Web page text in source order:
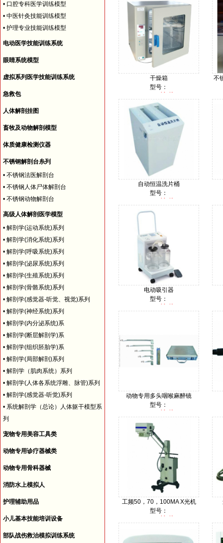
干燥箱
型号：
不
自动恒温洗片桶
型号：
电动吸引器
型号：
动物专用多头咽喉麻醉镜
型号：
工频50，70，100MA X光机
型号：
• 口腔专科医学训练模型
• 中医针灸技能训练模型
• 护理专业技能训练模型
电动医学技能训练系统
眼睛系统模型
虚拟系列医学技能训练系统
急救包
人体解剖挂图
畜牧及动物解剖模型
体质健康检测仪器
不锈钢解剖台糸列
• 不锈钢法医解剖台
• 不锈钢人体尸体解剖台
• 不锈钢动物解剖台
高级人体解剖医学模型
• 解剖学(运动系统)系列
• 解剖学(消化系统)系列
• 解剖学(呼吸系统)系列
• 解剖学(泌尿系统)系列
• 解剖学(生殖系统)系列
• 解剖学(骨骼系统)系列
• 解剖学(感觉器-听觉、视觉)系列
• 解剖学(神经系统)系列
• 解剖学(内分泌系统)系
• 解剖学(断层解剖学)系
• 解剖学(组织胚胎学)系
• 解剖学(局部解剖)系列
• 解剖学（肌肉系统）系列
• 解剖学(人体各系统浮雕、脉管)系列
• 解剖学(感觉器-听觉)系列
• 系统解剖学（总论）人体躯干模型系
列
宠物专用美容工具类
动物专用诊疗器械类
动物专用骨科器械
消防水上模拟人
护理辅助用品
小儿基本技能培训设备
部队战伤救治模拟训练系统